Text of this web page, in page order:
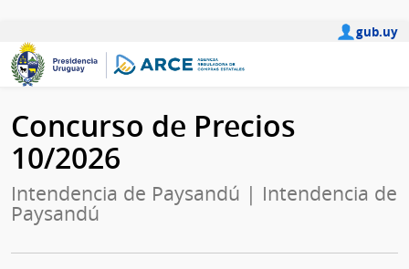
gub.uy
Concurso de Precios
10/2026
Intendencia de Paysandú | Intendencia de
Paysandú